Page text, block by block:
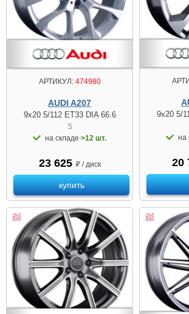
АРТИКУЛ:474980
AUDI A207
9x20 5/112 ET33 DIA 66.6
S
на складе >12 шт.
23 625 ₽ / диск
купить
9x20 5/
на
20